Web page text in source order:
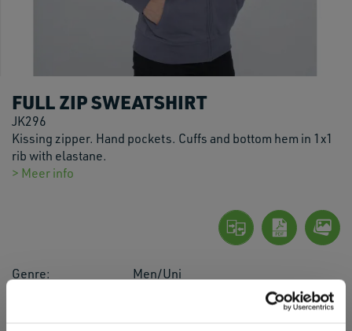
FULL ZIP SWEATSHIRT
JK296
Kissing zipper. Hand pockets. Cuffs and bottom hem in 1x1
rib with elastane.
> Meer info
Genre:
Men/Uni
Longsleeve, Regular Fit, Full-Zip
65% polyester/35% cotton.